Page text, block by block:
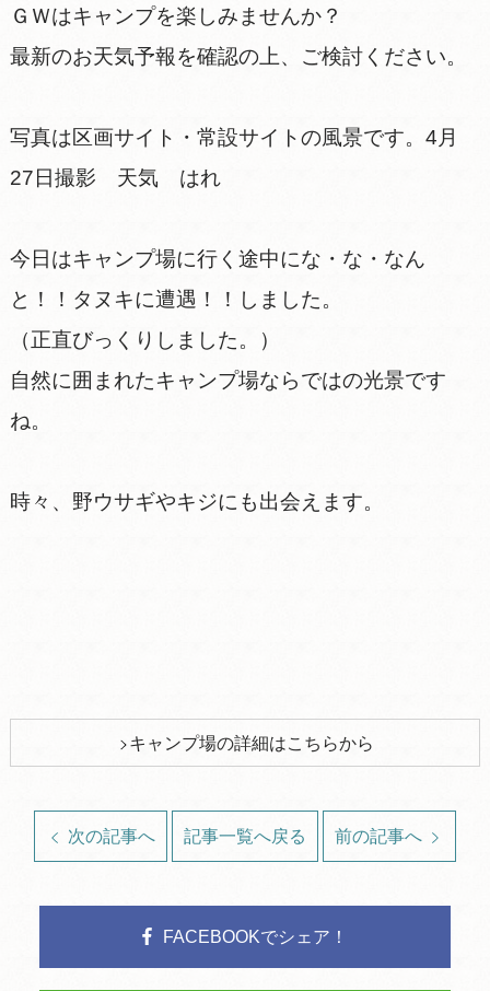
ＧＷはキャンプを楽しみませんか？
最新のお天気予報を確認の上、ご検討ください。
写真は区画サイト・常設サイトの風景です。4月
27日撮影 天気 はれ
今日はキャンプ場に行く途中にな・な・なん
と！！タヌキに遭遇！！しました。
（正直びっくりしました。）
自然に囲まれたキャンプ場ならではの光景です
ね。
時々、野ウサギやキジにも出会えます。
キャンプ場の詳細はこちらから
次の記事へ 記事一覧へ戻る 前の記事へ
FACEBOOKでシェア！